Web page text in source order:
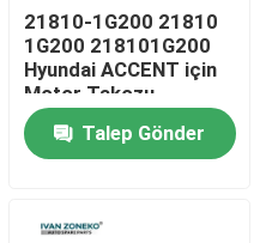
21810-1G200 21810
1G200 218101G200
Hyundai ACCENT için
Motor Takozu
Talep Gönder